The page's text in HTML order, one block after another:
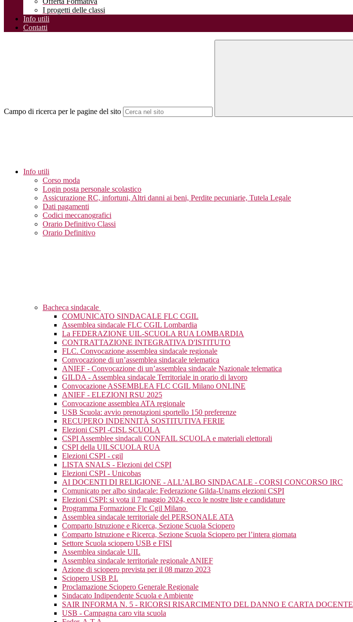
I progetti delle classi
Info utili
Contatti
Campo di ricerca per le pagine del sito
Info utili
Corso moda
Login posta personale scolastico
Assicurazione RC, infortuni, Altri danni ai beni, Perdite pecuniarie, Tutela Legale
Dati pagamenti
Codici meccanografici
Orario Definitivo Classi
Orario Definitivo
Bacheca sindacale
COMUNICATO SINDACALE FLC CGIL
Assemblea sindacale FLC CGIL Lombardia
La FEDERAZIONE UIL-SCUOLA RUA LOMBARDIA
CONTRATTAZIONE INTEGRATIVA D'ISTITUTO
FLC. Convocazione assemblea sindacale regionale
Convocazione di un’assemblea sindacale telematica
ANIEF - Convocazione di un’assemblea sindacale Nazionale telematica
GILDA - Assemblea sindacale Territoriale in orario di lavoro
Convocazione ASSEMBLEA FLC CGIL Milano ONLINE
ANIEF - ELEZIONI RSU 2025
Convocazione assemblea ATA regionale
USB Scuola: avvio prenotazioni sportello 150 preferenze
RECUPERO INDENNITÀ SOSTITUTIVA FERIE
Elezioni CSPI -CISL SCUOLA
CSPI Assemblee sindacali CONFAIL SCUOLA e materiali elettorali
CSPI della UILSCUOLA RUA
Elezioni CSPI - cgil
LISTA SNALS - Elezioni del CSPI
Elezioni CSPI - Unicobas
AI DOCENTI DI RELIGIONE - ALL'ALBO SINDACALE - CORSI CONCORSO IRC
Comunicato per albo sindacale: Federazione Gilda-Unams elezioni CSPI
Elezioni CSPI: si vota il 7 maggio 2024, ecco le nostre liste e candidature
Programma Formazione Flc Cgil Milano
Assemblea sindacale territoriale del PERSONALE ATA
Comparto Istruzione e Ricerca, Sezione Scuola Sciopero
Comparto Istruzione e Ricerca, Sezione Scuola Sciopero per l’intera giornata
Settore Scuola sciopero USB e FISI
Assemblea sindacale UIL
Assemblea sindacale territoriale regionale ANIEF
Azione di sciopero prevista per il 08 marzo 2023
Sciopero USB P.I.
Proclamazione Sciopero Generale Regionale
Sindacato Indipendente Scuola e Ambiente
SAIR INFORMA N. 5 - RICORSI RISARCIMENTO DEL DANNO E CARTA DOCENTE
USB - Campagna caro vita scuola